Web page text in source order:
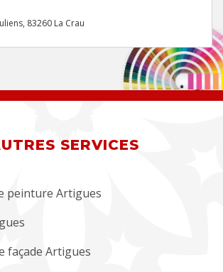
83260 La Crau
SERVICES
peinture Artigues
façade Artigues